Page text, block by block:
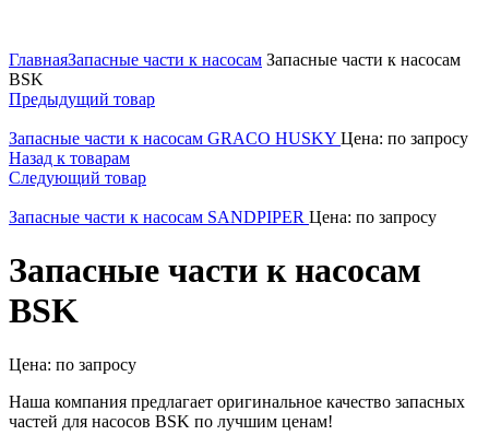
ГлавнаяЗапасные части к насосам Запасные части к насосам
BSK
Предыдущий товар
Запасные части к насосам GRACO HUSKY Цена: по запросу
Назад к товарам
Следующий товар
Запасные части к насосам SANDPIPER Цена: по запросу
Запасные части к насосам
BSK
Цена: по запросу
Наша компания предлагает оригинальное качество запасных
частей для насосов BSK по лучшим ценам!